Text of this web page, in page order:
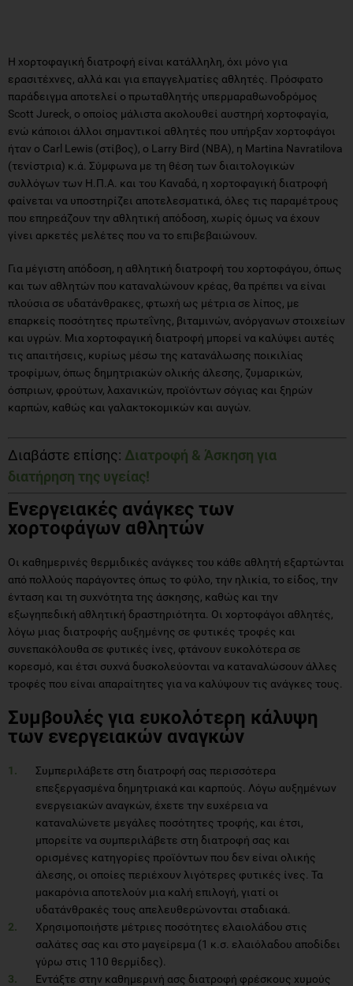
Η χορτοφαγική διατροφή είναι κατάλληλη, όχι μόνο για
ερασιτέχνες, αλλά και για επαγγελματίες αθλητές. Πρόσφατο
παράδειγμα αποτελεί ο πρωταθλητής υπερμαραθωνοδρόμος
Scott Jureck, ο οποίος μάλιστα ακολουθεί αυστηρή χορτοφαγία,
ενώ κάποιοι άλλοι σημαντικοί αθλητές που υπήρξαν χορτοφάγοι
ήταν ο Carl Lewis (στίβος), ο Larry Bird (NBA), η Martina Navratilova
(τενίστρια) κ.ά. Σύμφωνα με τη θέση των διαιτολογικών
συλλόγων των Η.Π.Α. και του Καναδά, η χορτοφαγική διατροφή
φαίνεται να υποστηρίζει αποτελεσματικά, όλες τις παραμέτρους
που επηρεάζουν την αθλητική απόδοση, χωρίς όμως να έχουν
γίνει αρκετές μελέτες που να το επιβεβαιώνουν.
Για μέγιστη απόδοση, η αθλητική διατροφή του χορτοφάγου, όπως
και των αθλητών που καταναλώνουν κρέας, θα πρέπει να είναι
πλούσια σε υδατάνθρακες, φτωχή ως μέτρια σε λίπος, με
επαρκείς ποσότητες πρωτεΐνης, βιταμινών, ανόργανων στοιχείων
και υγρών. Μια χορτοφαγική διατροφή μπορεί να καλύψει αυτές
τις απαιτήσεις, κυρίως μέσω της κατανάλωσης ποικιλίας
τροφίμων, όπως δημητριακών ολικής άλεσης, ζυμαρικών,
όσπριων, φρούτων, λαχανικών, προϊόντων σόγιας και ξηρών
καρπών, καθώς και γαλακτοκομικών και αυγών.
Διαβάστε επίσης: Διατροφή & Άσκηση για
διατήρηση της υγείας!
Ενεργειακές ανάγκες των
χορτοφάγων αθλητών
Οι καθημερινές θερμιδικές ανάγκες του κάθε αθλητή εξαρτώνται
από πολλούς παράγοντες όπως το φύλο, την ηλικία, το είδος, την
ένταση και τη συχνότητα της άσκησης, καθώς και την
εξωγηπεδική αθλητική δραστηριότητα. Οι χορτοφάγοι αθλητές,
λόγω μιας διατροφής αυξημένης σε φυτικές τροφές και
συνεπακόλουθα σε φυτικές ίνες, φτάνουν ευκολότερα σε
κορεσμό, και έτσι συχνά δυσκολεύονται να καταναλώσουν άλλες
τροφές που είναι απαραίτητες για να καλύψουν τις ανάγκες τους.
Συμβουλές για ευκολότερη κάλυψη
των ενεργειακών αναγκών
Συμπεριλάβετε στη διατροφή σας περισσότερα
επεξεργασμένα δημητριακά και καρπούς. Λόγω αυξημένων
ενεργειακών αναγκών, έχετε την ευχέρεια να
καταναλώνετε μεγάλες ποσότητες τροφής, και έτσι,
μπορείτε να συμπεριλάβετε στη διατροφή σας και
ορισμένες κατηγορίες προϊόντων που δεν είναι ολικής
άλεσης, οι οποίες περιέχουν λιγότερες φυτικές ίνες. Τα
μακαρόνια αποτελούν μια καλή επιλογή, γιατί οι
υδατάνθρακές τους απελευθερώνονται σταδιακά.
Χρησιμοποιήστε μέτριες ποσότητες ελαιολάδου στις
σαλάτες σας και στο μαγείρεμα (1 κ.σ. ελαιόλαδου αποδίδει
γύρω στις 110 θερμίδες).
Εντάξτε στην καθημερινή ασς διατροφή φρέσκους χυμούς